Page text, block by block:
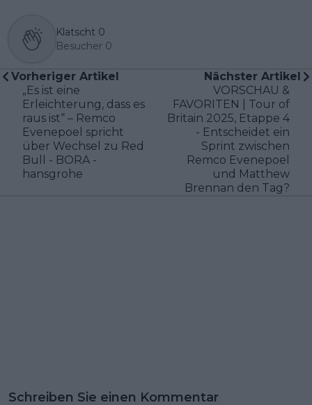
Klatscht 0
Besucher 0
Vorheriger Artikel
„Es ist eine
Erleichterung, dass es
raus ist“ – Remco
Evenepoel spricht
über Wechsel zu Red
Bull - BORA -
hansgrohe
Nächster Artikel
VORSCHAU &
FAVORITEN | Tour of
Britain 2025, Etappe 4
- Entscheidet ein
Sprint zwischen
Remco Evenepoel
und Matthew
Brennan den Tag?
Schreiben Sie einen Kommentar